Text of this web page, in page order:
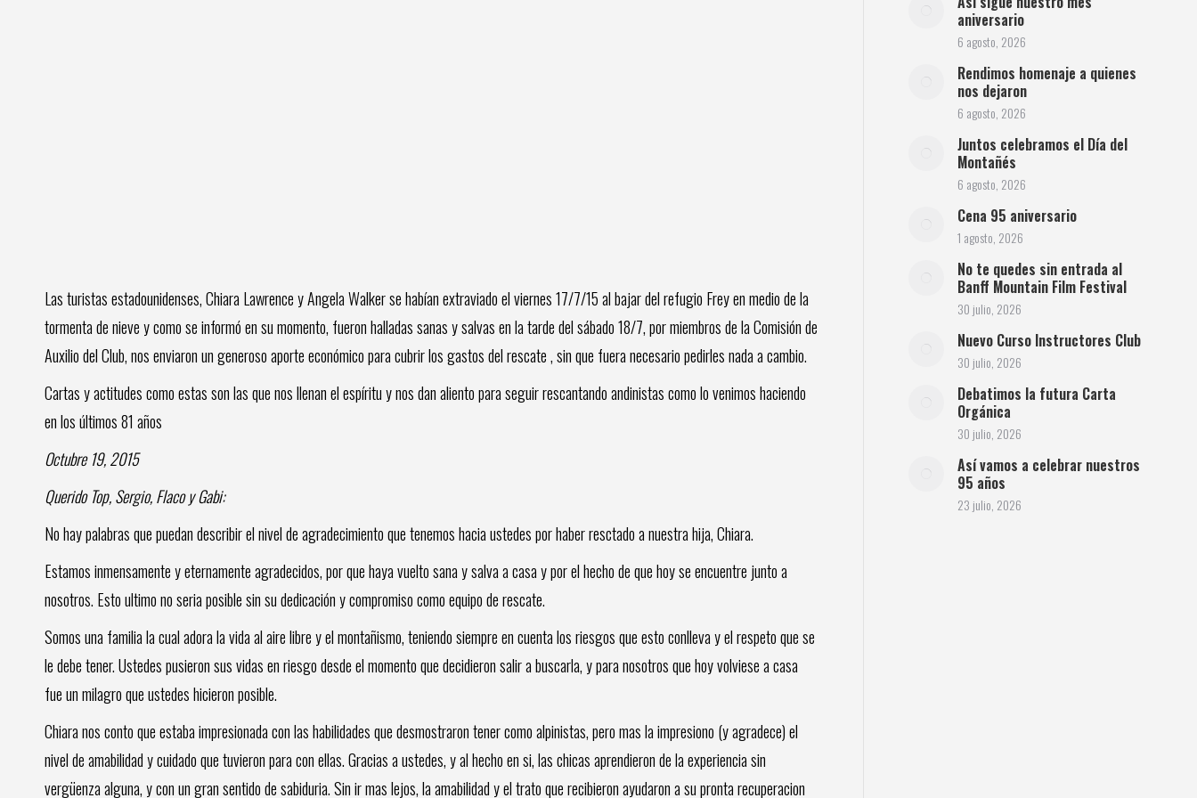
Las turistas estadounidenses, Chiara Lawrence y Angela Walker se habían extraviado el viernes 17/7/15 al bajar del refugio Frey en medio de la
tormenta de nieve y como se informó en su momento, fueron halladas sanas y salvas en la tarde del sábado 18/7, por miembros de la Comisión de
Auxilio del Club, nos enviaron un generoso aporte económico para cubrir los gastos del rescate , sin que fuera necesario pedirles nada a cambio.
Cartas y actitudes como estas son las que nos llenan el espíritu y nos dan aliento para seguir rescantando andinistas como lo venimos haciendo
en los últimos 81 años
Octubre 19, 2015
Querido Top, Sergio, Flaco y Gabi:
No hay palabras que puedan describir el nivel de agradecimiento que tenemos hacia ustedes por haber resctado a nuestra hija, Chiara.
Estamos inmensamente y eternamente agradecidos, por que haya vuelto sana y salva a casa y por el hecho de que hoy se encuentre junto a
nosotros. Esto ultimo no seria posible sin su dedicación y compromiso como equipo de rescate.
Somos una familia la cual adora la vida al aire libre y el montañismo, teniendo siempre en cuenta los riesgos que esto conlleva y el respeto que se
le debe tener. Ustedes pusieron sus vidas en riesgo desde el momento que decidieron salir a buscarla, y para nosotros que hoy volviese a casa
fue un milagro que ustedes hicieron posible.
Chiara nos conto que estaba impresionada con las habilidades que desmostraron tener como alpinistas, pero mas la impresiono (y agradece) el
nivel de amabilidad y cuidado que tuvieron para con ellas. Gracias a ustedes, y al hecho en si, las chicas aprendieron de la experiencia sin
vergüenza alguna, y con un gran sentido de sabiduria. Sin ir mas lejos, la amabilidad y el trato que recibieron ayudaron a su pronta recuperacion
aniversario
6 agosto, 2026
Rendimos homenaje a quienes
nos dejaron
6 agosto, 2026
Juntos celebramos el Día del
Montañés
6 agosto, 2026
Cena 95 aniversario
1 agosto, 2026
No te quedes sin entrada al
Banff Mountain Film Festival
30 julio, 2026
Nuevo Curso Instructores Club
30 julio, 2026
Debatimos la futura Carta
Orgánica
30 julio, 2026
Así vamos a celebrar nuestros
95 años
23 julio, 2026